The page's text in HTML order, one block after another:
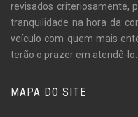
revisados criteriosamente,
tranquilidade na hora da
veículo com quem mais
terão o prazer em atendê-lo.
MAPA DO SITE